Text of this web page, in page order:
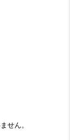
せん。